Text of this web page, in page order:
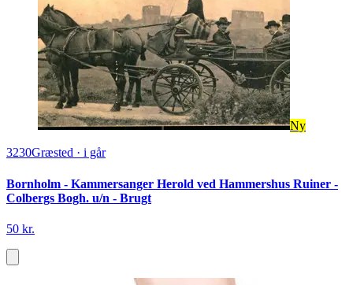
Ny
3230Græsted · i går
Bornholm - Kammersanger Herold ved Hammershus Ruiner -
Colbergs Bogh. u/n - Brugt
50 kr.